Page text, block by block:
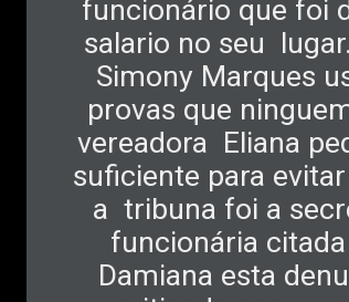
funcionário que foi
salario no seu
Simony Marques
provas que
vereadora Eliana
suficiente para
a tribuna foi a
funcionária
Damiana esta